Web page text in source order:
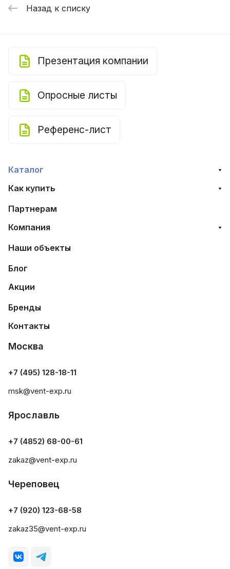
Назад к списку
Презентация компании
Опросные листы
Референс-лист
Каталог
Как купить
Партнерам
Компания
Наши объекты
Блог
Акции
Бренды
Контакты
Москва
+7 (495) 128-18-11
msk@vent-exp.ru
Ярославль
+7 (4852) 68-00-61
zakaz@vent-exp.ru
Череповец
+7 (920) 123-68-58
zakaz35@vent-exp.ru